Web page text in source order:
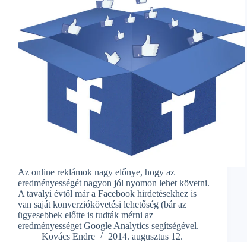
Az online reklámok nagy előnye, hogy az
eredményességét nagyon jól nyomon lehet követni.
A tavalyi évtől már a Facebook hirdetésekhez is
van saját konverziókövetési lehetőség (bár az
ügyesebbek előtte is tudták mérni az
eredményességet Google Analytics segítségével.
Kovács Endre
2014. augusztus 12.